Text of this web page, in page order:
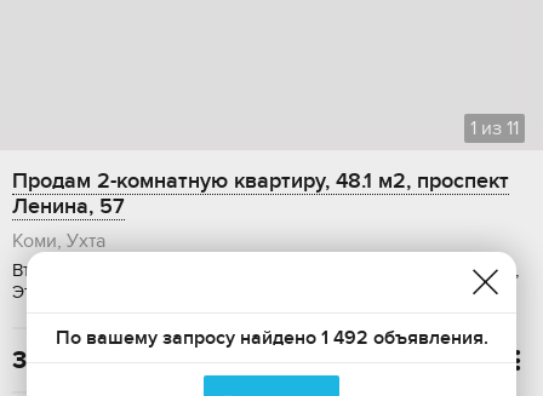
1 из 11
Продам 2-комнатную квартиру, 48.1 м2, проспект
Ленина, 57
Коми, Ухта
Вторичка, Общая площадь: 48.1 м2, Жилая площадь: 27.5 м2,
Этаж: 9 / 9, Требуется ремонт, Дом: кирпичный, Ипотека
3 400 000
По вашему запросу найдено 1 492 объявления.